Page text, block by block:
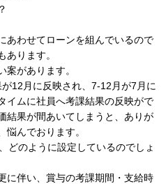
あわせてローンを組んでいるので
あります。
案があります。
12月に反映され、7-12月が7月に
イムに社員へ考課結果の反映がで
結果が間あいてしまうと、ありが
悩んでおります。
どのように設定しているのでしょ
に伴い、賞与の考課期間・支給時